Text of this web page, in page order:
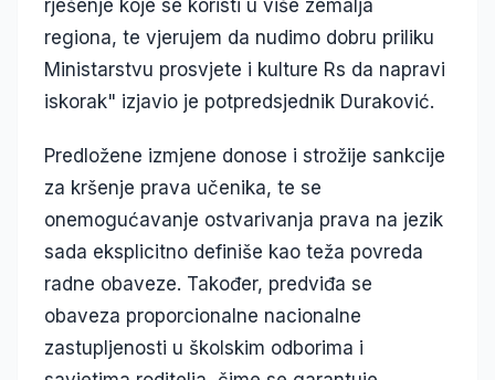
rješenje koje se koristi u više zemalja
regiona, te vjerujem da nudimo dobru priliku
Ministarstvu prosvjete i kulture Rs da napravi
iskorak" izjavio je potpredsjednik Duraković.
Predložene izmjene donose i strožije sankcije
za kršenje prava učenika, te se
onemogućavanje ostvarivanja prava na jezik
sada eksplicitno definiše kao teža povreda
radne obaveze. Također, predviđa se
obaveza proporcionalne nacionalne
zastupljenosti u školskim odborima i